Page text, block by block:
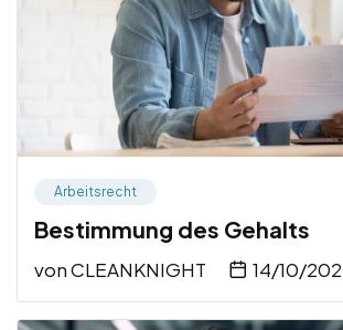
Arbeitsrecht
Bestimmung des Gehalts
vonCLEANKNIGHT 14/10/